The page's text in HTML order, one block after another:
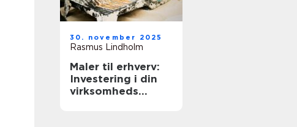
30. november 2025
Rasmus Lindholm
Maler til erhverv:
Investering i din
virksomheds